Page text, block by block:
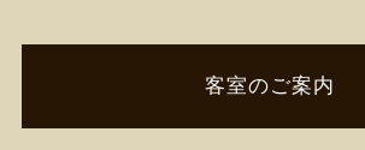
客室のご案内